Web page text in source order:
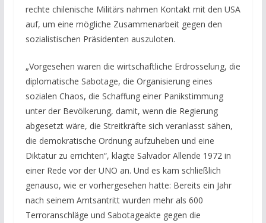
rechte chilenische Militärs nahmen Kontakt mit den USA
auf, um eine mögliche Zusammenarbeit gegen den
sozialistischen Präsidenten auszuloten.
„Vorgesehen waren die wirtschaftliche Erdrosselung, die
diplomatische Sabotage, die Organisierung eines
sozialen Chaos, die Schaffung einer Panikstimmung
unter der Bevölkerung, damit, wenn die Regierung
abgesetzt wäre, die Streitkräfte sich veranlasst sähen,
die demokratische Ordnung aufzuheben und eine
Diktatur zu errichten“, klagte Salvador Allende 1972 in
einer Rede vor der UNO an. Und es kam schließlich
genauso, wie er vorhergesehen hatte: Bereits ein Jahr
nach seinem Amtsantritt wurden mehr als 600
Terroranschläge und Sabotageakte gegen die